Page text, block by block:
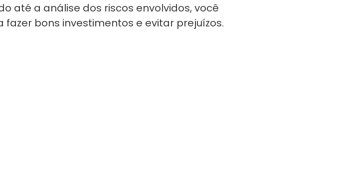
até a análise dos riscos envolvidos, você
bons investimentos e evitar prejuízos.